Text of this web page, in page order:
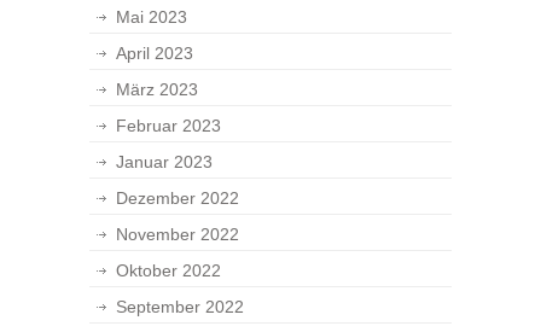
Mai 2023
April 2023
März 2023
Februar 2023
Januar 2023
Dezember 2022
November 2022
Oktober 2022
September 2022